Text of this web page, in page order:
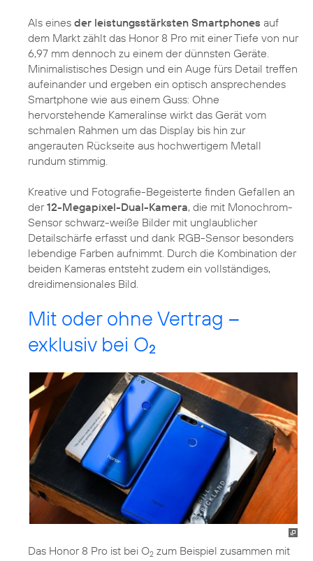
Als eines der leistungsstärksten Smartphones auf
dem Markt zählt das Honor 8 Pro mit einer Tiefe von nur
6,97 mm dennoch zu einem der dünnsten Geräte.
Minimalistisches Design und ein Auge fürs Detail treffen
aufeinander und ergeben ein optisch ansprechendes
Smartphone wie aus einem Guss: Ohne
hervorstehende Kameralinse wirkt das Gerät vom
schmalen Rahmen um das Display bis hin zur
angerauten Rückseite aus hochwertigem Metall
rundum stimmig.
Kreative und Fotografie-Begeisterte finden Gefallen an
der12-Megapixel-Dual-Kamera, die mit Monochrom-
Sensor schwarz-weiße Bilder mit unglaublicher
Detailschärfe erfasst und dank RGB-Sensor besonders
lebendige Farben aufnimmt. Durch die Kombination der
beiden Kameras entsteht zudem ein vollständiges,
dreidimensionales Bild.
Mit oder ohne Vertrag –
exklusiv bei O2
Das Honor 8 Pro ist bei O2 zum Beispiel zusammen mit